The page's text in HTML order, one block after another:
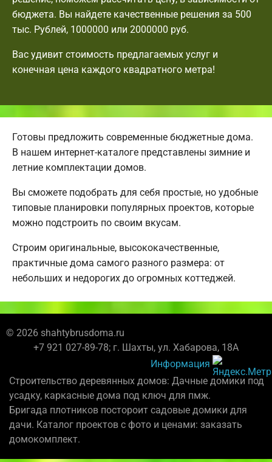
бюджета. Вы найдете качественные решения за 500
тыс. Рублей, 1000000 или 2000000 руб.
Вас удивит стоимость предлагаемых услуг и
конечная цена каждого квадратного метра!
Готовы предложить современные бюджетные дома.
В нашем интернет-каталоге представлены зимние и
летние комплектации домов.
Вы сможете подобрать для себя простые, но удобные
типовые планировки популярных проектов, которые
можно подстроить по своим вкусам.
Строим оригинальные, высококачественные,
практичные дома самого разного размера: от
небольших и недорогих до огромных коттеджей.
© 2026 shahtybrusdoma.ru
+7 921 027-89-78; г. Шахты, ул. Хабарова, 18А
Информация
Строительство деревянных домов: Дачные домики под
усадку, каркасные дома под ключ для пмж.
Бригада плотников постороит садовые домики для
дачи. Каталог проектов с фото и ценами: заказать
домокомплект.